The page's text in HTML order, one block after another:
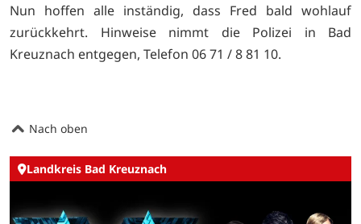
Nun hoffen alle inständig, dass Fred bald wohlauf
zurückkehrt. Hinweise nimmt die Polizei in Bad
Kreuznach entgegen, Telefon 06 71 / 8 81 10.
Nach oben
Landkreis Bad Kreuznach